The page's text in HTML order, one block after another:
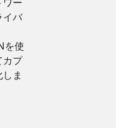
ワー
イバ
を使
カプ
ま